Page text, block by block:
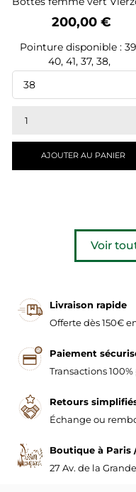
Prix
200,00 €
Pointure disponible :
40, 41, 37, 38,
AJOUTER AU PANIER
Voir
Livraison rapide
Offerte dès 150€
Paiement
Transactions
Retours
Échange ou
Boutique à Paris
27 Av. de la